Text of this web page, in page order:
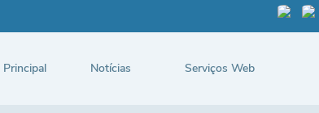
Principal Notícias Serviços Web